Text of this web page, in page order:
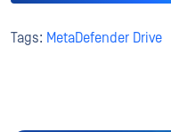
Tags: MetaDefender Drive